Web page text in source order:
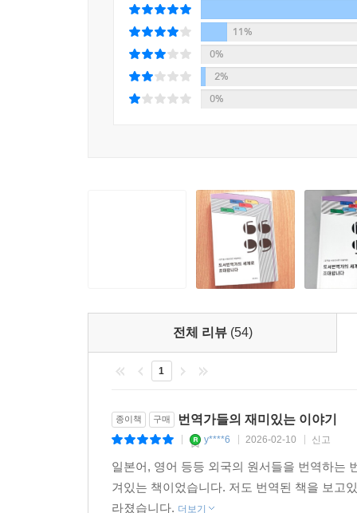
을 쓰는 일도 아니다. --- p.94
* 책 한 권을 통째로 번역하는 일은 결코 쉬운 일
치지 않는데, 이것이 출판 번역의 가장 큰 장점이
* ‘어떻게’를 생각하기 전에 ‘왜’부터 생각하기를
고 싶은지를 구체적으로 그려라. ‘어떻게’는 차
습을 시작해보자. 의외로 정말 잘 맞는 일일 수도
* 자유기고가를 하면서도 글에서 멀어지지 않는
* 나는 맨땅에 헤딩하기보다는 아카데미를 다니
안내받는 내비게이션 같다고나 할까. 모르는 길
* 프리랜서 ‘전업’ 번역가의 시간은 전혀 자유롭
않을까 생각할 정도다. 그런데 사람들은 일단 프
-- p.140
11%
0%
2%
0%
전체 리뷰 (54)
1
종이책 구매 번역가들의 재미있는 이야기
y****6 2026-02-10 신고
일본어, 영어 등등 외국의 원서들을 번역하는
겨있는 책이었습니다. 저도 번역된 책을 보고
라졌습니다. 더보기